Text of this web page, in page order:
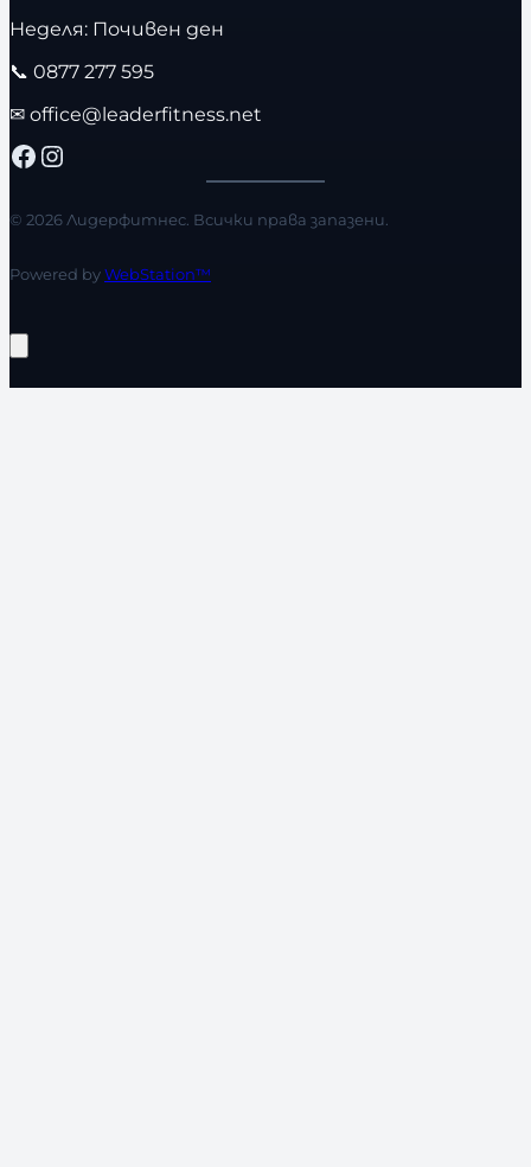
Неделя: Почивен ден
📞 0877 277 595
✉ office@leaderfitness.net
Facebook Instagram
© 2026 Лидерфитнес. Всички права запазени.
Powered byWebStation™